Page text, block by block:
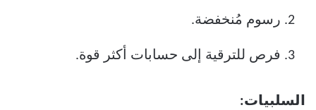
رسوم مُنخفضة.
فرص للترقية إلى حسابات أكثر قوة.
السلبيات: